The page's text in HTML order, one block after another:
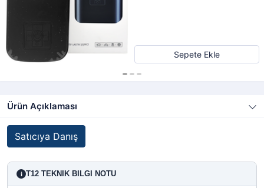
Sepete Ekle
Ürün Açıklaması
Satıcıya Danış
i T12 TEKNIK BILGI NOTU